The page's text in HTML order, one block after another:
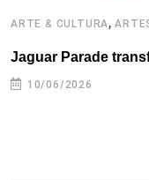
ARTE & CULTURA,
Jaguar Parade
10/06/2026